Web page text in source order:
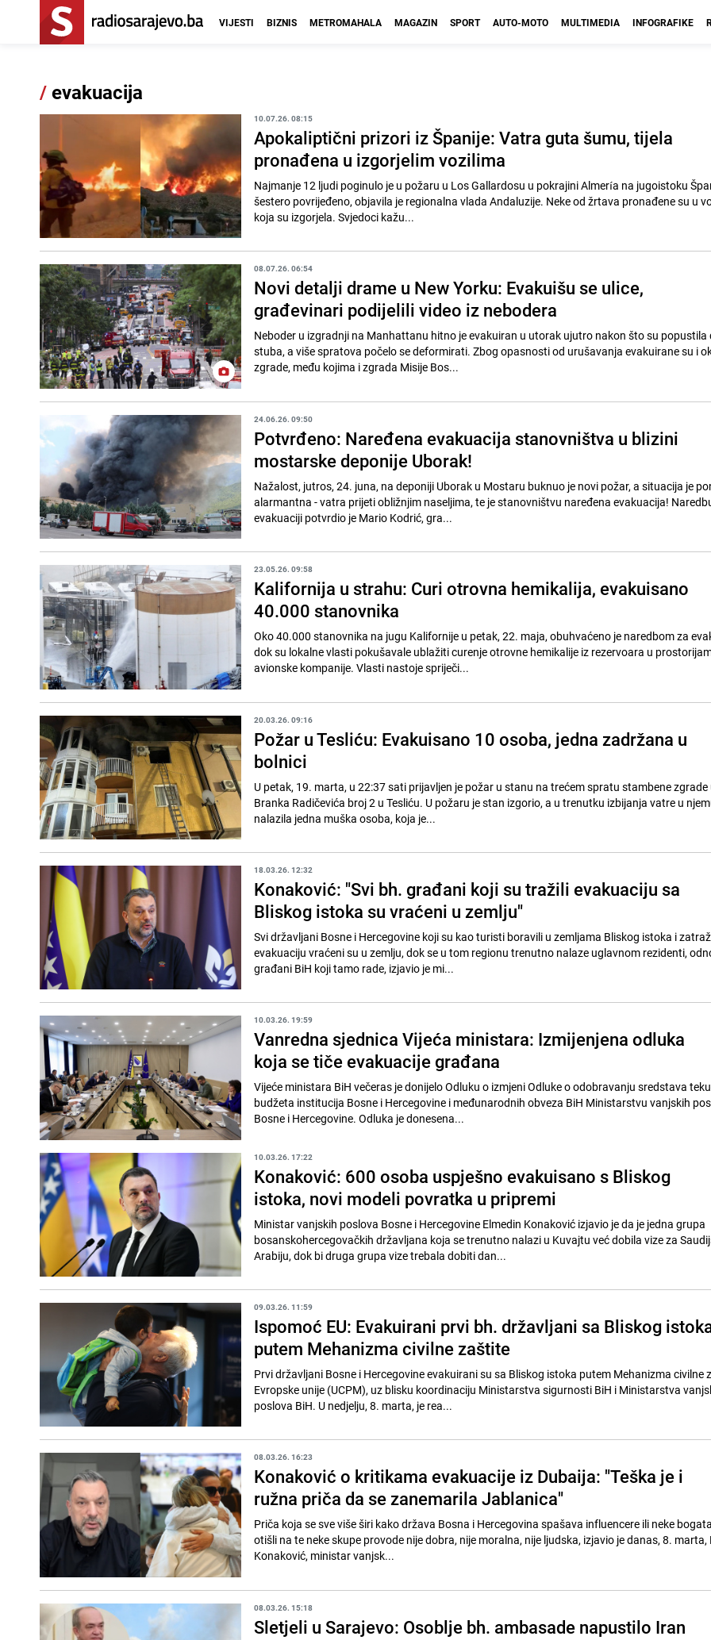
VIJESTI BIZNIS METROMAHALA MAGAZIN SPORT AUTO-MOTO MULTIMEDIA INFOGRAFIKE
/evakuacija
10.07.26. 08:15
Apokaliptični prizori iz Španije: Vatra guta šumu, tijela
pronađena u izgorjelim vozilima
Najmanje 12 ljudi poginulo je u požaru u Los Gallardosu u pokrajini Almería na jugoistoku
šestero povrijeđeno, objavila je regionalna vlada Andaluzije. Neke od žrtava pronađene su u
koja su izgorjela. Svjedoci kažu...
08.07.26. 06:54
Novi detalji drame u New Yorku: Evakuišu se ulice,
građevinari podijelili video iz nebodera
Neboder u izgradnji na Manhattanu hitno je evakuiran u utorak ujutro nakon što su popustila
stuba, a više spratova počelo se deformirati. Zbog opasnosti od urušavanja evakuirane su i
zgrade, među kojima i zgrada Misije Bos...
24.06.26. 09:50
Potvrđeno: Naređena evakuacija stanovništva u blizini
mostarske deponije Uborak!
Nažalost, jutros, 24. juna, na deponiji Uborak u Mostaru buknuo je novi požar, a situacija je
alarmantna - vatra prijeti obližnjim naseljima, te je stanovništvu naređena evakuacija!
evakuaciji potvrdio je Mario Kodrić, gra...
23.05.26. 09:58
Kalifornija u strahu: Curi otrovna hemikalija, evakuisano
40.000 stanovnika
Oko 40.000 stanovnika na jugu Kalifornije u petak, 22. maja, obuhvaćeno je naredbom za
dok su lokalne vlasti pokušavale ublažiti curenje otrovne hemikalije iz rezervoara u
avionske kompanije. Vlasti nastoje spriječi...
20.03.26. 09:16
Požar u Tesliću: Evakuisano 10 osoba, jedna zadržana u
bolnici
U petak, 19. marta, u 22:37 sati prijavljen je požar u stanu na trećem spratu stambene zgrade
Branka Radičevića broj 2 u Tesliću. U požaru je stan izgorio, a u trenutku izbijanja vatre u
nalazila jedna muška osoba, koja je...
18.03.26. 12:32
Konaković: "Svi bh. građani koji su tražili evakuaciju sa
Bliskog istoka su vraćeni u zemlju"
Svi državljani Bosne i Hercegovine koji su kao turisti boravili u zemljama Bliskog istoka i
evakuaciju vraćeni su u zemlju, dok se u tom regionu trenutno nalaze uglavnom rezidenti,
građani BiH koji tamo rade, izjavio je mi...
10.03.26. 19:59
Vanredna sjednica Vijeća ministara: Izmijenjena odluka
koja se tiče evakuacije građana
Vijeće ministara BiH večeras je donijelo Odluku o izmjeni Odluke o odobravanju sredstava
budžeta institucija Bosne i Hercegovine i međunarodnih obveza BiH Ministarstvu vanjskih
Bosne i Hercegovine. Odluka je donesena...
10.03.26. 17:22
Konaković: 600 osoba uspješno evakuisano s Bliskog
istoka, novi modeli povratka u pripremi
Ministar vanjskih poslova Bosne i Hercegovine Elmedin Konaković izjavio je da je jedna grupa
bosanskohercegovačkih državljana koja se trenutno nalazi u Kuvajtu već dobila vize za
Arabiju, dok bi druga grupa vize trebala dobiti dan...
09.03.26. 11:59
Ispomoć EU: Evakuirani prvi bh. državljani sa Bliskog
putem Mehanizma civilne zaštite
Prvi državljani Bosne i Hercegovine evakuirani su sa Bliskog istoka putem Mehanizma civilne
Evropske unije (UCPM), uz blisku koordinaciju Ministarstva sigurnosti BiH i Ministarstva
poslova BiH. U nedjelju, 8. marta, je rea...
08.03.26. 16:23
Konaković o kritikama evakuacije iz Dubaija: "Teška je i
ružna priča da se zanemarila Jablanica"
Priča koja se sve više širi kako država Bosna i Hercegovina spašava influencere ili neke
otišli na te neke skupe provode nije dobra, nije moralna, nije ljudska, izjavio je danas, 8. marta,
Konaković, ministar vanjsk...
08.03.26. 15:18
Sletjeli u Sarajevo: Osoblje bh. ambasade napustilo Iran